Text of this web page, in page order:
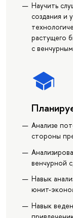
Научить
создания и
растущего
с
Анализе
стороны
венчурной
Навык
юнит-
Навык